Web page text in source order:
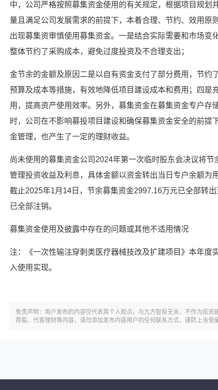
中，公司严格按照募集资金使用的有关规定，根据项目规划
量且满足公司发展需求的前提下，本着合理、节约、效用原
出现募集资审慎使用募集资金。一是结合实际需要和市场变
整体节约了采购成本，避免过度投资及不合理支出；
金节余的金额及原因二是以自有资金支付了部分费用，节约
预算及成本等措施，有效地降低项目建设成本和费用；四是
用，提高资产使用效率。另外，募集资金在募集资金专户存
时，公司在不影响募投项目建设和确保募集资金安全的前提
金管理，也产生了一定的理财收益。
尚未使用的募集资金公司2024年第一次临时股东会决议将
管理投资收益及利息，具体金额以资金转出当日专户余额为
截止2025年1月14日，节余募集资金2997.16万元已全部转
已全部注销。
募集资金使用及披露中存在的问题或其他不适用情况
注：《一次性输注穿刺类医疗器械技改及扩建项目》本年度
入使用实现。
免责声明：用户发布的内容仅代表其个人观点，与九方智投无关，不作为投
荐股、代客理财等内容，请勿添加发布内容用户的任何联系方式，谨防上当受